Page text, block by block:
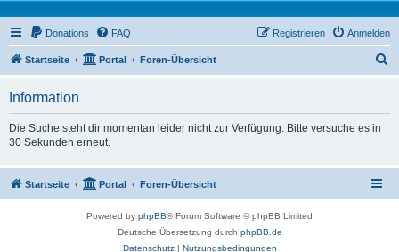
Donations FAQ Anmelden
Registrieren
Startseite Portal Foren-Übersicht
Information
Die Suche steht dir momentan leider nicht zur Verfügung. Bitte versuche es in
30 Sekunden erneut.
Startseite Portal Foren-Übersicht
Powered by phpBB® Forum Software © phpBB Limited
Deutsche Übersetzung durch phpBB.de
Datenschutz| Nutzungsbedingungen